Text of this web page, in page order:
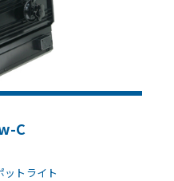
C
ットライト